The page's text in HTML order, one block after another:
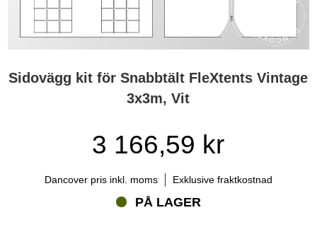
Sidovägg kit för Snabbtält FleXtents Vintage
3x3m, Vit
3 166,59 kr
Dancover pris inkl. moms Exklusive fraktkostnad
PÅ LAGER